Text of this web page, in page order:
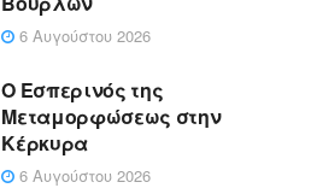
6 Αυγούστου 2026
Ο Εσπερινός της
Μεταμορφώσεως στην
Κέρκυρα
6 Αυγούστου 2026